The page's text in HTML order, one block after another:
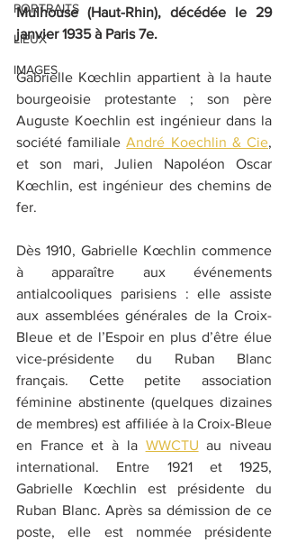
PORTRAITS
LIEUX
IMAGES
Mulhouse (Haut-Rhin), décédée le 29
janvier 1935 à Paris 7e.
Gabrielle Kœchlin appartient à la haute
bourgeoisie protestante ; son père
Auguste Koechlin est ingénieur dans la
société familiale André Koechlin & Cie,
et son mari, Julien Napoléon Oscar
Kœchlin, est ingénieur des chemins de
fer.
Dès 1910, Gabrielle Kœchlin commence
à apparaître aux événements
antialcooliques parisiens : elle assiste
aux assemblées générales de la Croix-
Bleue et de l’Espoir en plus d’être élue
vice-présidente du Ruban Blanc
français. Cette petite association
féminine abstinente (quelques dizaines
de membres) est affiliée à la Croix-Bleue
en France et à la WWCTU au niveau
international. Entre 1921 et 1925,
Gabrielle Kœchlin est présidente du
Ruban Blanc. Après sa démission de ce
poste, elle est nommée présidente